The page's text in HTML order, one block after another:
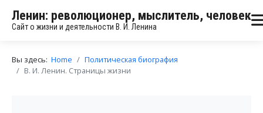
Ленин: революционер, мыслитель, человек
Сайт о жизни и деятельности В. И. Ленина
Вы здесь: Home
Политическая биография
В. И. Ленин. Страницы жизни